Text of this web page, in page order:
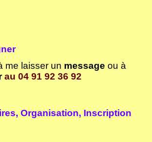
me laisser un message ou à
au 04 91 92 36 92
Organisation, Inscription